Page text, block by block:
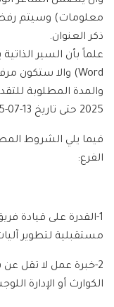
معلومات) وسيتم رفض
ذكر العنوان.
Word) والا ستكون مرفوضة من قبلنا ولن تؤخذ بعين الإعتبار.
2025 حتى تاريخ 13-07-2025.
فيما يلي الشروط
الفرع:
1-القدرة على قيادة
مستقبلية لتطوير
2-خبرة عمل لا تقل عن
الكوارث أو الإدارة